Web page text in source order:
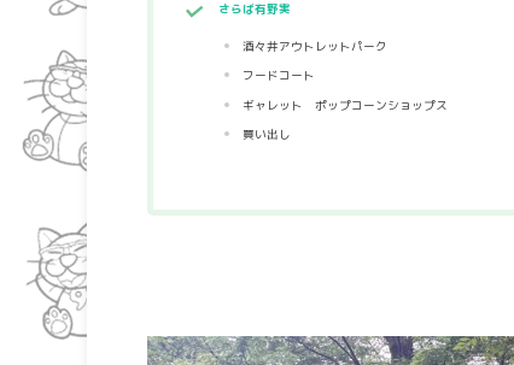
さらば有野実
酒々井アウトレットパーク
フードコート
ギャレット ポップコーンショップス
買い出し